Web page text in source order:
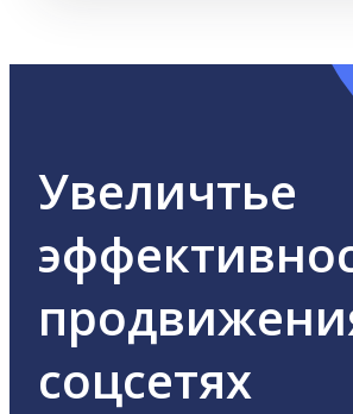
Увеличтье
соцсетях